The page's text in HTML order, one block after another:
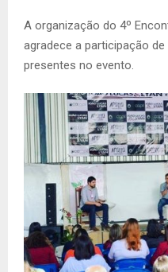
A organização do 4º
agradece a participação
presentes no evento.